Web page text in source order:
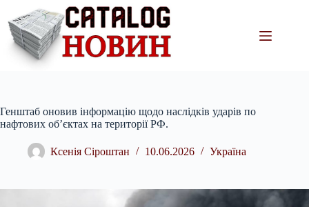
вмісту
Генштаб оновив інформацію щодо наслідків ударів по
нафтових об’єктах на території РФ.
Ксенія Сіроштан 10.06.2026 Україна